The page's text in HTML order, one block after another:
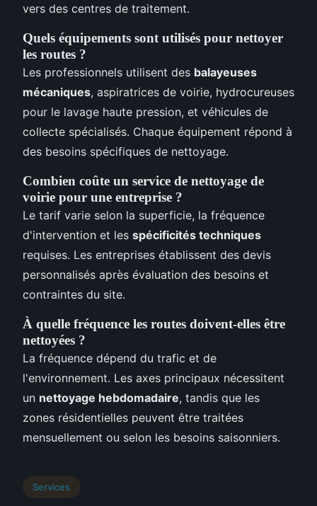
vers des centres de traitement.
Quels équipements sont utilisés pour nettoyer
les routes ?
Les professionnels utilisent des balayeuses
mécaniques, aspiratrices de voirie, hydrocureuses
pour le lavage haute pression, et véhicules de
collecte spécialisés. Chaque équipement répond à
des besoins spécifiques de nettoyage.
Combien coûte un service de nettoyage de
voirie pour une entreprise ?
Le tarif varie selon la superficie, la fréquence
d'intervention et les spécificités techniques
requises. Les entreprises établissent des devis
personnalisés après évaluation des besoins et
contraintes du site.
À quelle fréquence les routes doivent-elles être
nettoyées ?
La fréquence dépend du trafic et de
l'environnement. Les axes principaux nécessitent
un nettoyage hebdomadaire, tandis que les
zones résidentielles peuvent être traitées
mensuellement ou selon les besoins saisonniers.
Services